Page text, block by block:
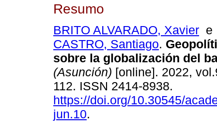
Resumo
BRITO ALVARADO, Xavier
CASTRO, Santiago.
sobre la globalización del
(Asunción) [online]. 2022,
112. ISSN 2414-8938.
https://doi.org/10.30545/
jun.10.